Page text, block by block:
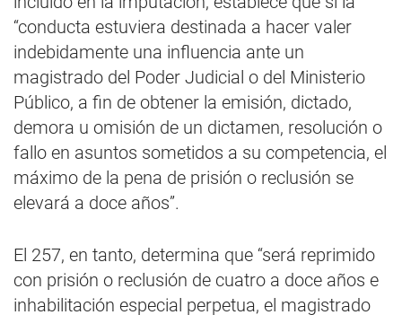
“conducta estuviera destinada a hacer valer
indebidamente una influencia ante un
magistrado del Poder Judicial o del Ministerio
Público, a fin de obtener la emisión, dictado,
demora u omisión de un dictamen, resolución o
fallo en asuntos sometidos a su competencia, el
máximo de la pena de prisión o reclusión se
elevará a doce años”.
El 257, en tanto, determina que “será reprimido
con prisión o reclusión de cuatro a doce años e
inhabilitación especial perpetua, el magistrado